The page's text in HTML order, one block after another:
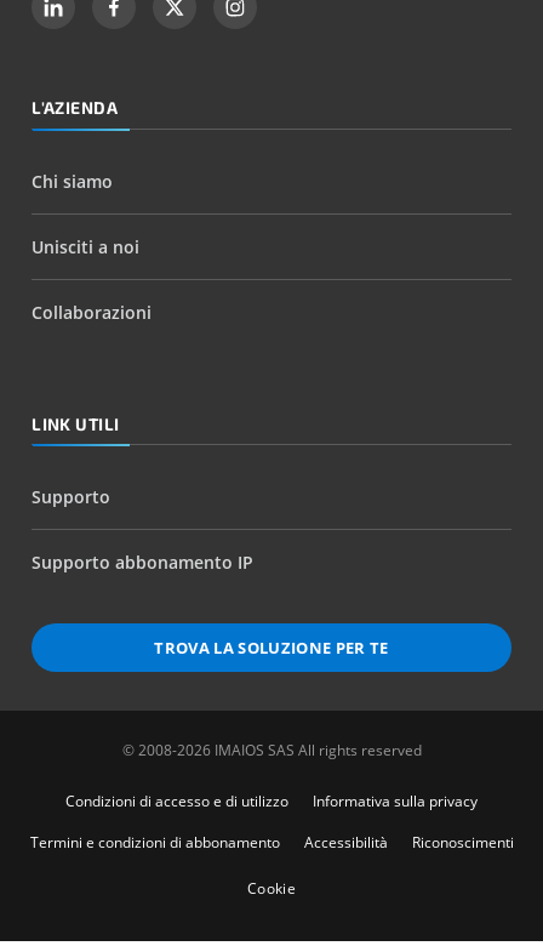
L'AZIENDA
Chi siamo
Unisciti a noi
Collaborazioni
LINK UTILI
Supporto
Supporto abbonamento IP
TROVA LA SOLUZIONE PER TE
© 2008-2026 IMAIOS SAS All rights reserved
Condizioni di accesso e di utilizzo
Informativa sulla privacy
Termini e condizioni di abbonamento
Accessibilità Riconoscimenti
Cookie